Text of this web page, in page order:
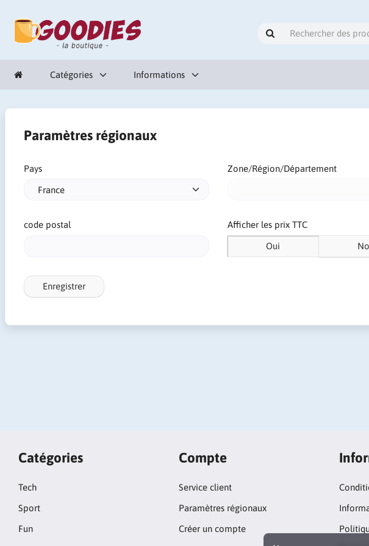
Catégories Informations
Paramètres régionaux
Pays Zone/Région/Département
code postal Afficher les prix TTC
Oui
Enregistrer
Catégories
Tech
Sport
Fun
Compte
Service client
Paramètres régionaux
Créer un compte